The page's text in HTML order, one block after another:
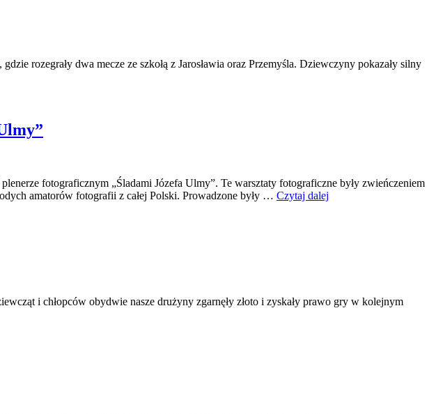
rozegrały dwa mecze ze szkołą z Jarosławia oraz Przemyśla. Dziewczyny pokazały silny
fotograficznym „Śladami Józefa Ulmy”. Te warsztaty fotograficzne były zwieńczeniem
amatorów fotografii z całej Polski. Prowadzone były … Czytaj dalej
i chłopców obydwie nasze drużyny zgarnęły złoto i zyskały prawo gry w kolejnym